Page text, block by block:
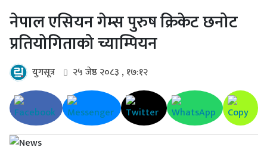
नेपाल एसियन गेम्स पुरुष क्रिकेट छनोट
प्रतियोगिताको च्याम्पियन
युगसूत्र २५ जेष्ठ २०८३ , १७:१२